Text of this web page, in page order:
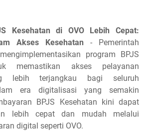
Kesehatan di OVO Lebih Cepat:
Akses Kesehatan - Pemerintah
program BPJS
memastikan akses pelayanan
lebih terjangkau bagi seluruh
era digitalisasi yang semakin
BPJS Kesehatan kini dapat
lebih cepat dan mudah melalui
digital seperti OVO.